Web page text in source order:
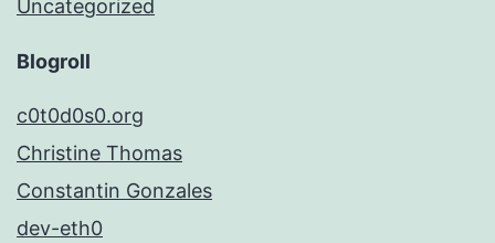
Uncategorized
Blogroll
c0t0d0s0.org
Christine Thomas
Constantin Gonzales
dev-eth0